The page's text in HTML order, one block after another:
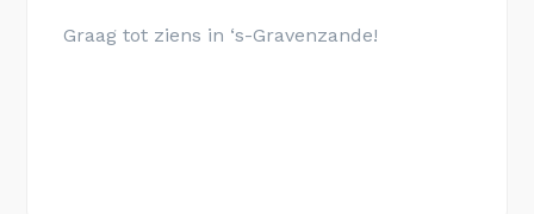
Graag tot ziens in ‘s-Gravenzande!